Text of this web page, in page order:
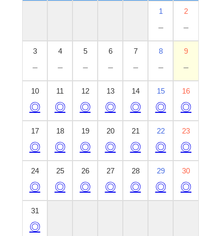
1
－
2
－
3
－
4
－
5
－
6
－
7
－
8
－
9
－
10
◎
11
◎
12
◎
13
◎
14
◎
15
◎
16
◎
17
◎
18
◎
19
◎
20
◎
21
◎
22
◎
23
◎
24
◎
25
◎
26
◎
27
◎
28
◎
29
◎
30
◎
31
◎